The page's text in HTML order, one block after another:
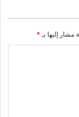
مشار إليها بـ *